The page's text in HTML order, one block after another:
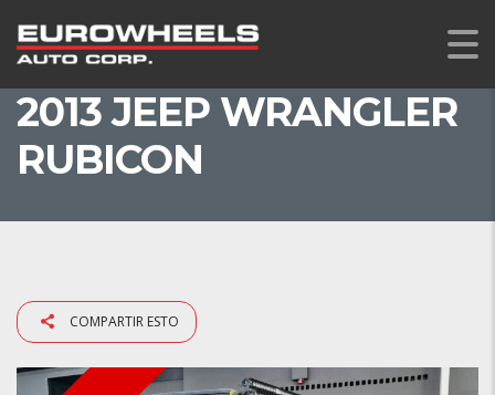
2013 JEEP WRANGLER
RUBICON
COMPARTIR ESTO